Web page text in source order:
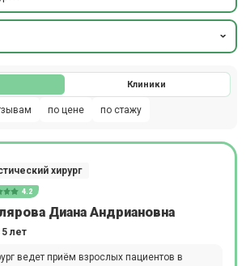
Клиники
по цене по стажу
хирург
4.2
Диана Андриановна
лет
ведет приём взрослых пациентов в